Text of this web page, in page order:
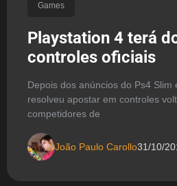
Games
Playstation 4 terá
controles oficiais
Depois dos anúncios do Ps4 Slim
resolveu apostar em controles
competidores de
João Paulo Carollo31/10/